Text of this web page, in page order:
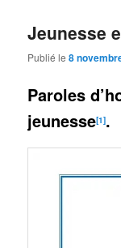
Jeunesse
Publié le8
Paroles
jeunesse[1].